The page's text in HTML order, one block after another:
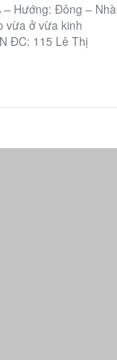
– Hướng: Đông – Nhà
vừa ở vừa kinh
ĐC: 115 Lê Thị